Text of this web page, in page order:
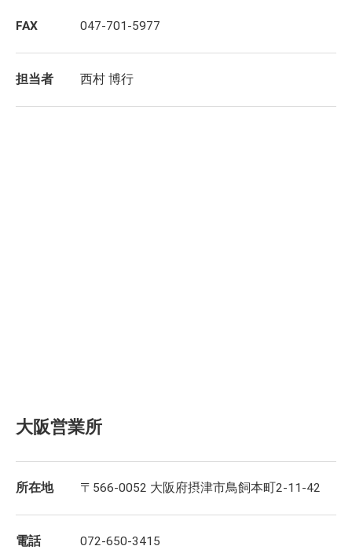
FAX 047-701-5977
担当者 西村 博行
大阪営業所
所在地 〒566-0052 大阪府摂津市鳥飼本町2-11-42
電話 072-650-3415